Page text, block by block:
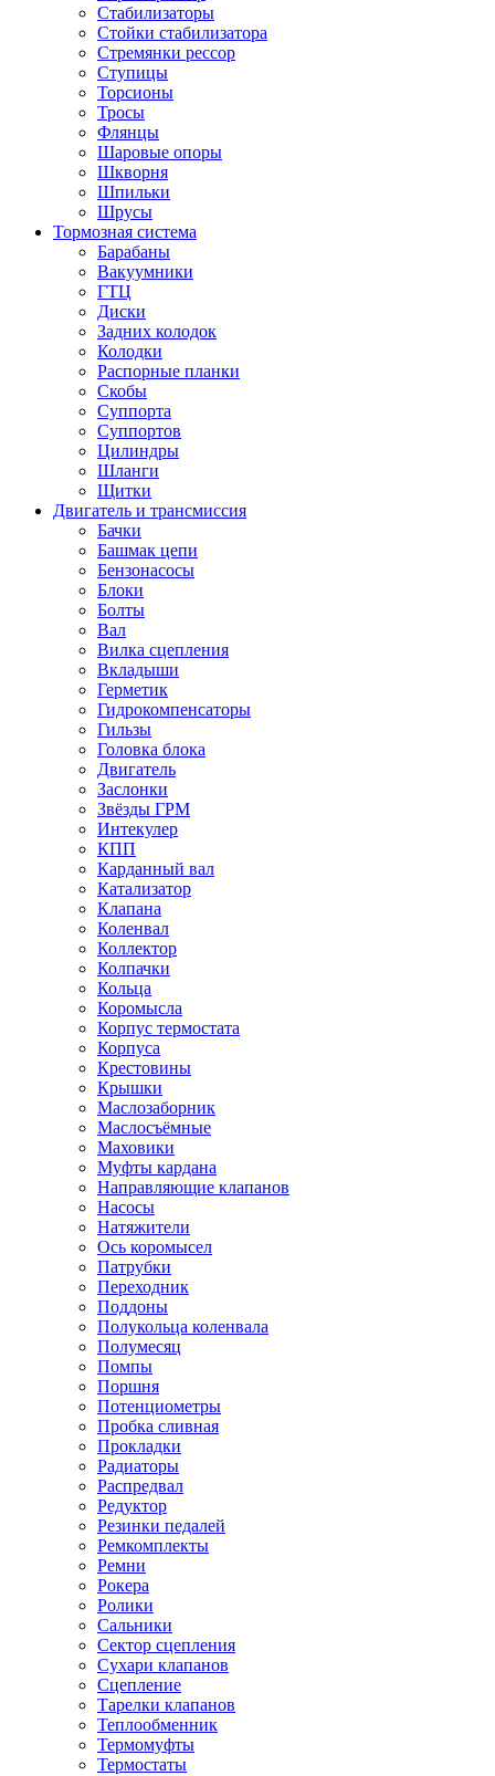
Стабилизаторы
Стойки стабилизатора
Стремянки рессор
Ступицы
Торсионы
Тросы
Флянцы
Шаровые опоры
Шкворня
Шпильки
Шрусы
Тормозная система
Барабаны
Вакуумники
ГТЦ
Диски
Задних колодок
Колодки
Распорные планки
Скобы
Суппорта
Суппортов
Цилиндры
Шланги
Щитки
Двигатель и трансмиссия
Бачки
Башмак цепи
Бензонасосы
Блоки
Болты
Вал
Вилка сцепления
Вкладыши
Герметик
Гидрокомпенсаторы
Гильзы
Головка блока
Двигатель
Заслонки
Звёзды ГРМ
Интекулер
КПП
Карданный вал
Катализатор
Клапана
Коленвал
Коллектор
Колпачки
Кольца
Коромысла
Корпус термостата
Корпуса
Крестовины
Крышки
Маслозаборник
Маслосъёмные
Маховики
Муфты кардана
Направляющие клапанов
Насосы
Натяжители
Ось коромысел
Патрубки
Переходник
Поддоны
Полукольца коленвала
Полумесяц
Помпы
Поршня
Потенциометры
Пробка сливная
Прокладки
Радиаторы
Распредвал
Редуктор
Резинки педалей
Ремкомплекты
Ремни
Рокера
Ролики
Сальники
Сектор сцепления
Сухари клапанов
Сцепление
Тарелки клапанов
Теплообменник
Термомуфты
Термостаты